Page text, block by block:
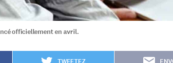
officiellement en avril.